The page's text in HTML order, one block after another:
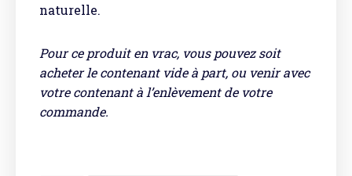
naturelle.
Pour ce produit en vrac, vous pouvez soit
acheter le contenant vide à part, ou venir avec
votre contenant à l’enlèvement de votre
commande.